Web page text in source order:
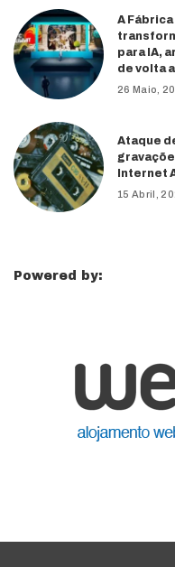
A
para IA,
de volta
26 Maio,
Ataque
Internet
15 Abril,
Powered by: